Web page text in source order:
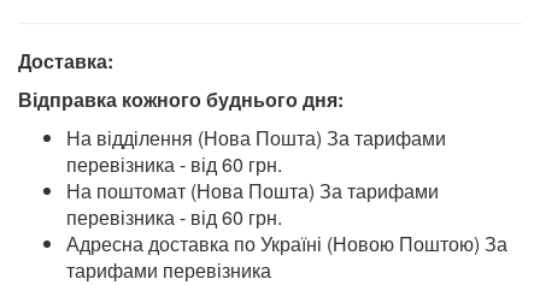
Доставка:
Відправка кожного буднього дня:
На відділення (Нова Пошта) За тарифами
перевізника - від 60 грн.
На поштомат (Нова Пошта) За тарифами
перевізника - від 60 грн.
Адресна доставка по Україні (Новою Поштою) За
тарифами перевізника